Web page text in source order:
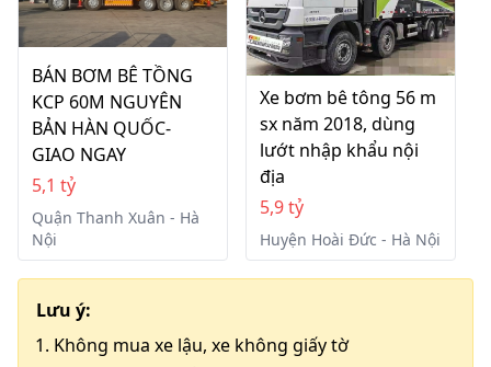
BÁN BƠM BÊ TỒNG
KCP 60M NGUYÊN
BẢN HÀN QUỐC-
GIAO NGAY
5,1 tỷ
Quận Thanh Xuân - Hà
Nội
Xe bơm bê tông 56 m
sx năm 2018, dùng
lướt nhập khẩu nội
địa
5,9 tỷ
Huyện Hoài Đức - Hà Nội
Lưu ý:
Không mua xe lậu, xe không giấy tờ